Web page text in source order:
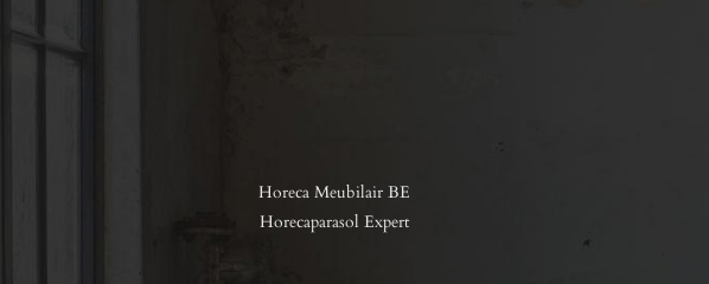
Horeca Meubilair BE
Horecaparasol Expert